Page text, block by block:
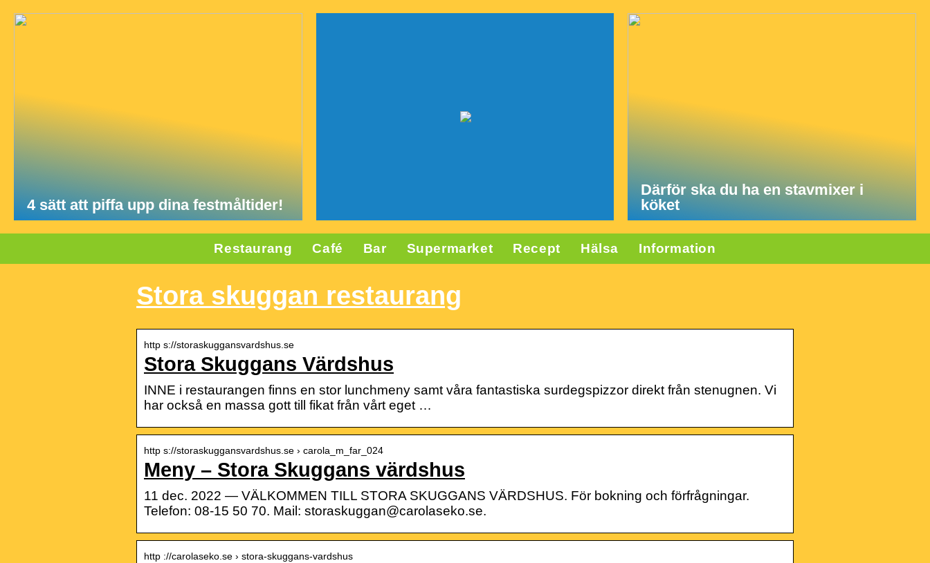
4 sätt att piffa upp dina festmåltider!
Därför ska du ha en stavmixer i
köket
Restaurang Café Bar Supermarket Recept Hälsa Information
Stora skuggan restaurang
http s://storaskuggansvardshus.se
Stora Skuggans Värdshus
INNE i restaurangen finns en stor lunchmeny samt våra fantastiska surdegspizzor direkt från stenugnen. Vi
har också en massa gott till fikat från vårt eget …
http s://storaskuggansvardshus.se › carola_m_far_024
Meny – Stora Skuggans värdshus
11 dec. 2022 — VÄLKOMMEN TILL STORA SKUGGANS VÄRDSHUS. För bokning och förfrågningar.
Telefon: 08-15 50 70. Mail: storaskuggan@carolaseko.se.
http ://carolaseko.se › stora-skuggans-vardshus